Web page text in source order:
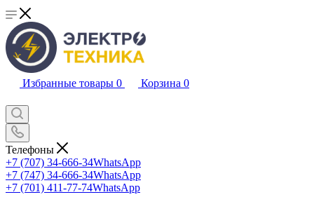
Избранные товары 0 Корзина 0
Телефоны
+7 (707) 34-666-34WhatsApp
+7 (747) 34-666-34WhatsApp
+7 (701) 411-77-74WhatsApp